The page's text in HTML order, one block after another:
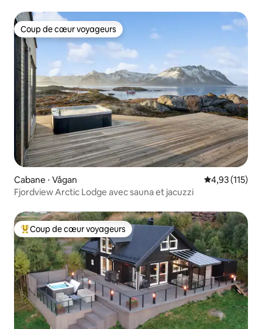
Coup de cœur voyageurs
Coup de cœur voyageurs
Cabane ⋅ Vågan Évaluation
4,93 (115)
Fjordview Arctic Lodge avec sauna et jacuzzi
Coups de cœur voyageurs les plus appréciés
Coup de cœur voyageurs